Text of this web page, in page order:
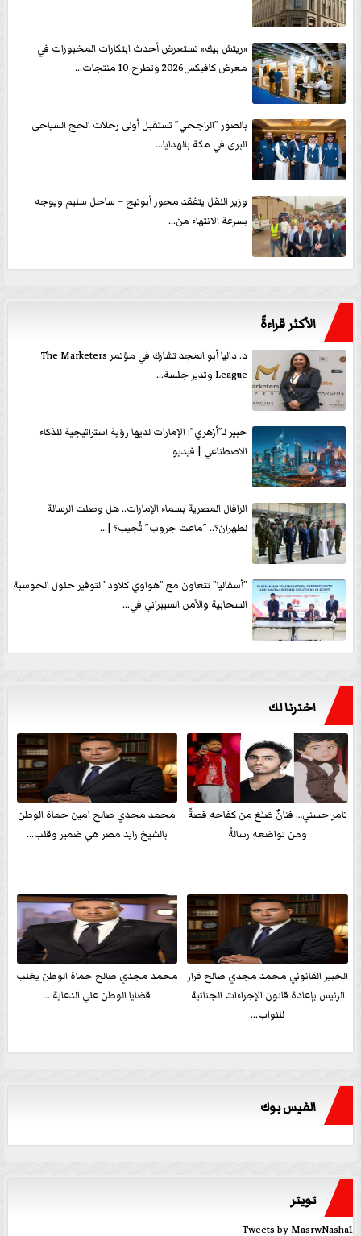
«ريتش بيك» تستعرض أحدث ابتكارات المخبوزات في
معرض كافيكس2026 وتطرح 10 منتجات...
بالصور ”الراجحي” تستقبل أولى رحلات الحج السياحى
البرى في مكة بالهدايا...
وزير النقل يتفقد محور أبوتيج – ساحل سليم ويوجه
بسرعة الانتهاء من...
الأكثر قراءةً
د. داليا أبو المجد تشارك في مؤتمر The Marketers
League وتدير جلسة...
خبير لـ”أزهري”: الإمارات لديها رؤية استراتيجية للذكاء
الاصطناعي | فيديو
الرافال المصرية بسماء الإمارات.. هل وصلت الرسالة
لطهران؟.. ”ماعت جروب” تُجيب؟ |...
”أسفاليا” تتعاون مع ”هواوي كلاود” لتوفير حلول الحوسبة
السحابية والأمن السيبراني في...
اخترنا لك
تامر حسني… فنانٌ صَنَعَ من كفاحه قصةً
ومن تواضعه رسالةً
محمد مجدي صالح امين حماة الوطن
بالشيخ زايد مصر هي ضمير وقلب...
الخبير القانوني محمد مجدي صالح قرار
الرئيس بإعادة قانون الإجراءات الجنائية
للنواب...
محمد مجدي صالح حماة الوطن يغلب
قضايا الوطن علي الدعاية ...
الفيس بوك
تويتر
Tweets by MasrwNasha1